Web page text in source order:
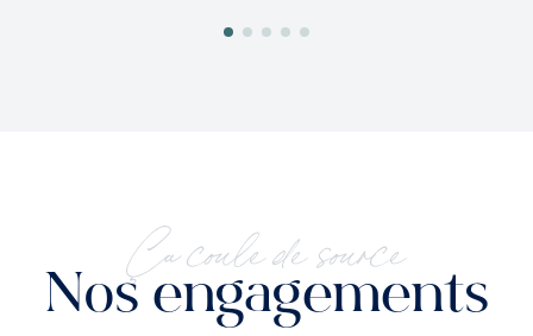
Ça coule de source
Nos engagements